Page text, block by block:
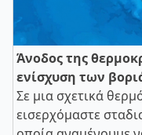
Άνοδος της
ενίσχυση των
Σε μια σχετικά
εισερχόμαστε